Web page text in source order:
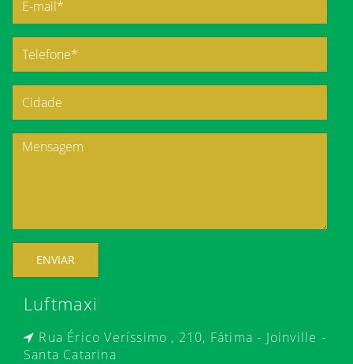
ENVIAR
Luftmaxi
Rua Érico Veríssimo , 210, Fátima - Joinville -
Santa Catarina